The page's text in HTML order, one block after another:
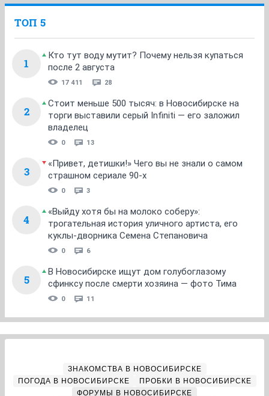
ТОП 5
1
Кто тут воду мутит? Почему нельзя купаться
после 2 августа
17 411 28
2
Стоит меньше 500 тысяч: в Новосибирске на
торги выставили серый Infiniti — его заложил
владелец
0 13
3
«Привет, детишки!» Чего вы не знали о самом
страшном сериале 90-х
0 3
4
«Выйду хотя бы на молоко соберу»:
трогательная история уличного артиста, его
куклы-дворника Семена Степановича
0 6
5
В Новосибирске ищут дом голубоглазому
сфинксу после смерти хозяина — фото Тима
0 11
ЗНАКОМСТВА В НОВОСИБИРСКЕ
ПОГОДА В НОВОСИБИРСКЕ
ПРОБКИ В НОВОСИБИРСКЕ
ФОРУМЫ В НОВОСИБИРСКЕ